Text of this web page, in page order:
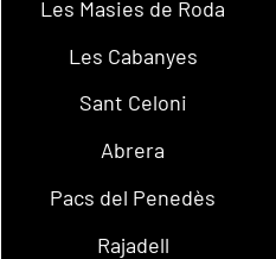
Les Masies de Roda
Les Cabanyes
Sant Celoni
Abrera
Pacs del Penedès
Rajadell